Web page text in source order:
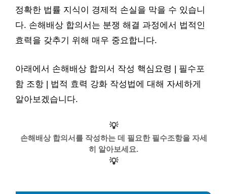
정확한 법률 지식이 경제적 손실을 막을 수 있습니
다. 손해배상 합의서는 분쟁 해결 과정에서 법적인
효력을 갖추기 위해 매우 중요합니다.
아래에서 손해배상 합의서 작성 핵심요령 | 필수포
함 조항 | 법적 효력 강화 작성법에 대해 자세하게
알아보겠습니다.
💡
손해배상 합의서를 작성하는 데 필요한 필수조항을 자세
히 알아보세요.
💡